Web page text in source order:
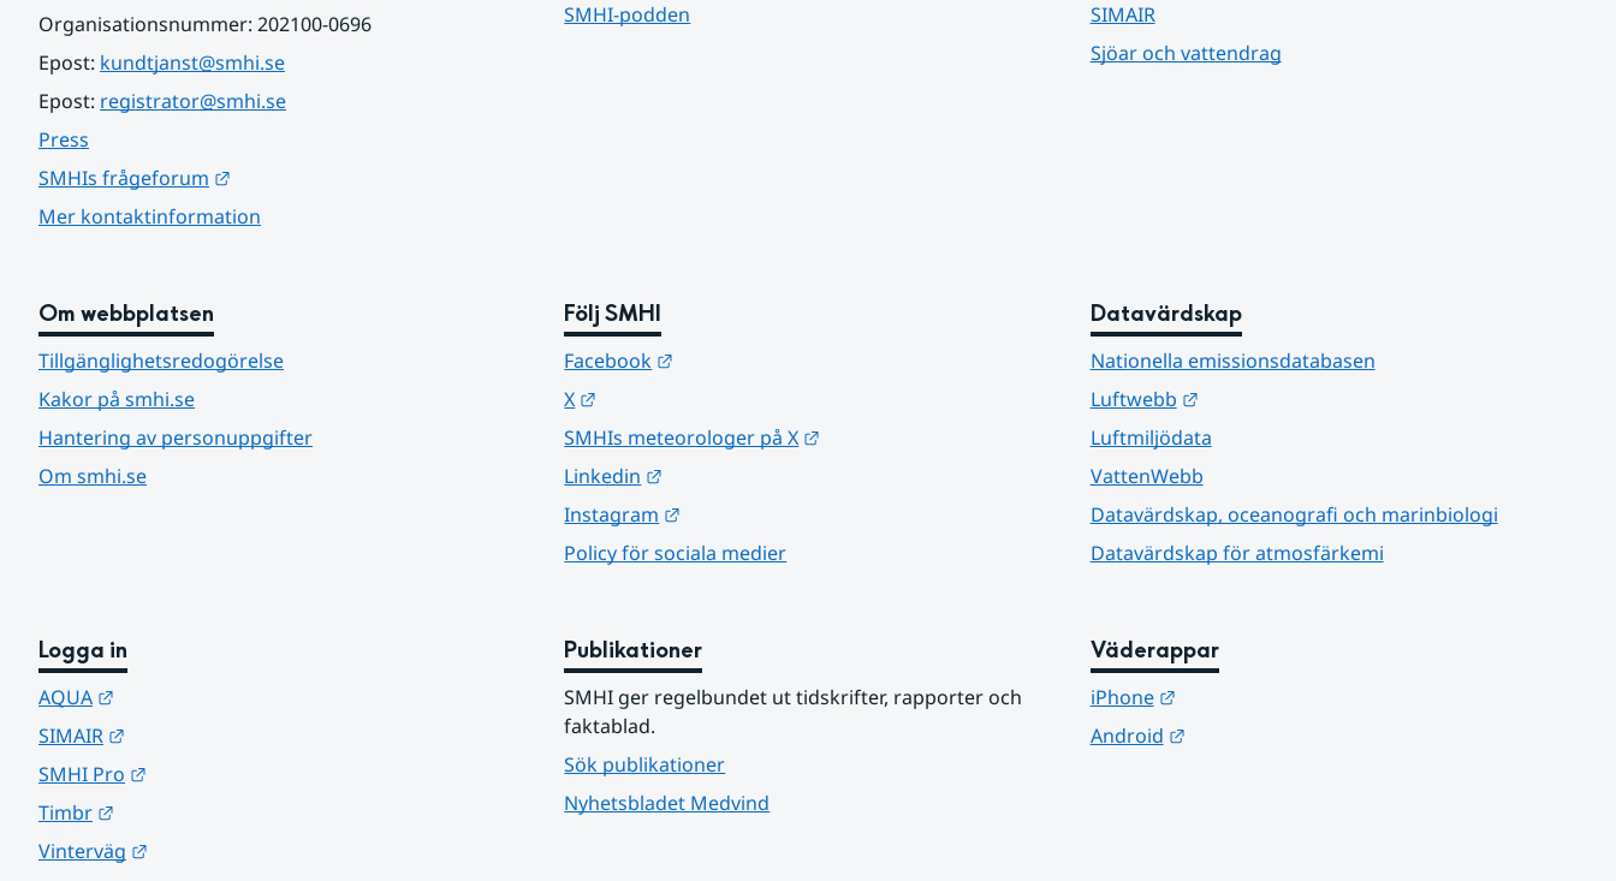
Organisationsnummer: 202100-0696
Epost: kundtjanst@smhi.se
Epost: registrator@smhi.se
Press
SMHIs frågeforum
Mer kontaktinformation
SMHI-podden
SIMAIR
Sjöar och vattendrag
Om webbplatsen
Tillgänglighetsredogörelse
Kakor på smhi.se
Hantering av personuppgifter
Om smhi.se
Följ SMHI
Facebook
X
SMHIs meteorologer på X
Linkedin
Instagram
Policy för sociala medier
Datavärdskap
Nationella emissionsdatabasen
Luftwebb
Länk till annan webbplats.
Luftmiljödata
VattenWebb
Datavärdskap, oceanografi och marinbiologi
Datavärdskap för atmosfärkemi
Logga in
AQUA
SIMAIR
SMHI Pro
Timbr
Vinterväg
Publikationer
SMHI ger regelbundet ut tidskrifter, rapporter och
faktablad.
Sök publikationer
Nyhetsbladet Medvind
Väderappar
iPhone
Länk till annan webbplats.
Android
Länk till annan webbplats.